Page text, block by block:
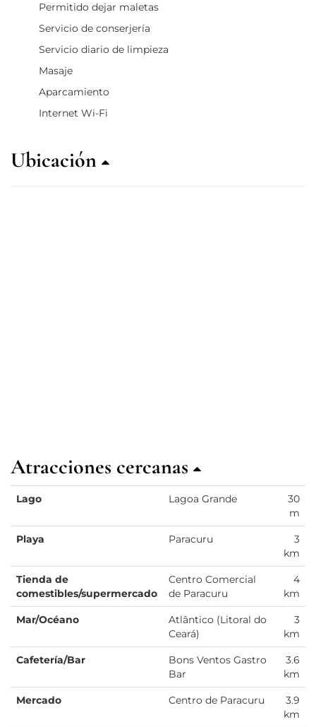
Permitido dejar maletas
Servicio de conserjería
Servicio diario de limpieza
Masaje
Aparcamiento
Internet Wi-Fi
Ubicación
Atracciones cercanas
Lago Lagoa Grande
30
m
Playa Paracuru
3
km
Tienda de
comestibles/supermercado
Centro Comercial
de Paracuru
4
km
Mar/Océano
Atlântico (Litoral do
Ceará)
3
km
Cafetería/Bar
Bons Ventos Gastro
Bar
3.6
km
Mercado Centro de Paracuru
3.9
km